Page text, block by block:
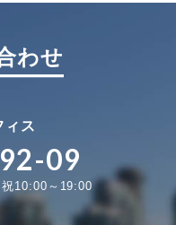
わせ
ィス
09
10:00～19:00